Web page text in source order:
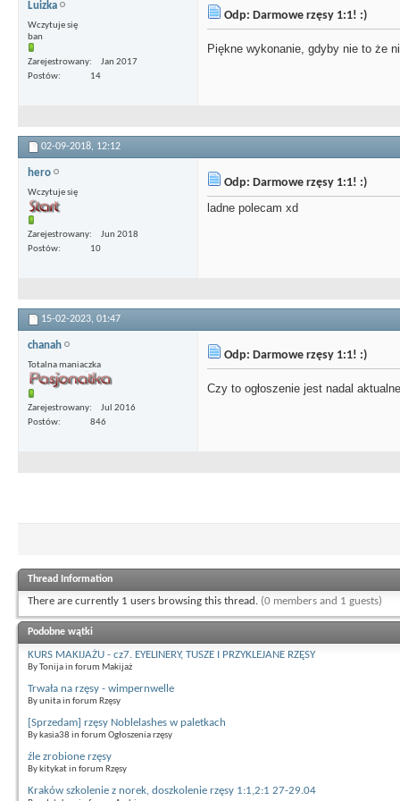
Luizka
Wczytuje się
ban
Zarejestrowany
Jan 2017
Postów
14
Odp: Darmowe rzęsy 1:1! :)
Piękne wykonanie, gdyby nie to że
02-09-2018, 12:12
hero
Wczytuje się
Zarejestrowany
Jun 2018
Postów
10
Odp: Darmowe rzęsy 1:1! :)
ladne polecam xd
15-02-2023, 01:47
chanah
Totalna maniaczka
Zarejestrowany
Jul 2016
Postów
846
Odp: Darmowe rzęsy 1:1! :)
Czy to ogłoszenie jest nadal
Thread Information
There are currently 1 users browsing this thread. (0 members and 1 guests)
Podobne wątki
KURS MAKIJAŻU - cz7. EYELINERY, TUSZE I PRZYKLEJANE RZĘSY
By Tonija in forum Makijaż
Trwała na rzęsy - wimpernwelle
By unita in forum Rzęsy
[Sprzedam] rzęsy Noblelashes w paletkach
By kasia38 in forum Ogłoszenia rzęsy
źle zrobione rzęsy
By kitykat in forum Rzęsy
Kraków szkolenie z norek, doszkolenie rzęsy 1:1,2:1 27-29.04